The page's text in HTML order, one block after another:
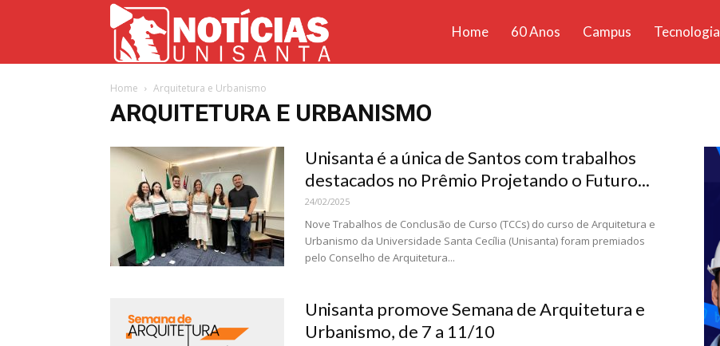
Home 60 Anos Campus Tecnologia
Home Arquitetura e Urbanismo
ARQUITETURA E URBANISMO
Unisanta é a única de Santos com trabalhos
destacados no Prêmio Projetando o Futuro...
24/02/2025
Nove Trabalhos de Conclusão de Curso (TCCs) do curso de Arquitetura e
Urbanismo da Universidade Santa Cecília (Unisanta) foram premiados
pelo Conselho de Arquitetura...
Unisanta promove Semana de Arquitetura e
Urbanismo, de 7 a 11/10